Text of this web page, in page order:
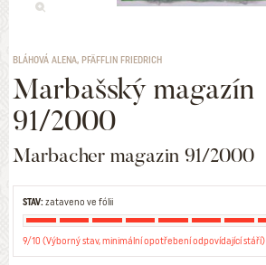
BLÁHOVÁ ALENA, PFÄFFLIN FRIEDRICH
Marbašský magazín
91/2000
Marbacher magazin 91/2000
STAV:zataveno ve fólii
9/10 (Výborný stav, minimální opotřebení odpovídající stáří)